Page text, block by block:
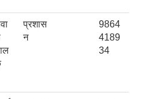
प्रशास
न
9864
4189
34